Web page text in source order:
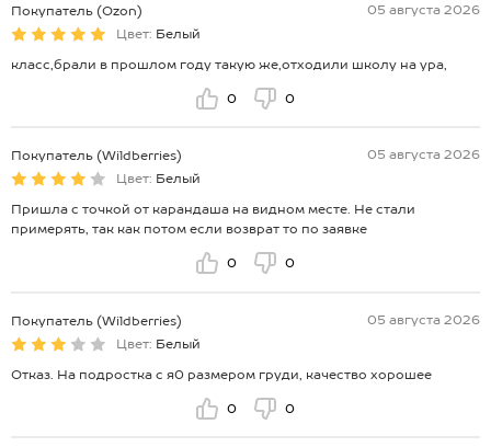
Покупатель (Ozon)
05 августа 2026
Цвет: Белый
класс,брали в прошлом году такую же,отходили школу на ура,
0 0
Покупатель (Wildberries)
05 августа 2026
Цвет: Белый
Пришла с точкой от карандаша на видном месте. Не стали
примерять, так как потом если возврат то по заявке
0 0
Покупатель (Wildberries)
05 августа 2026
Цвет: Белый
Отказ. На подростка с я0 размером груди, качество хорошее
0 0